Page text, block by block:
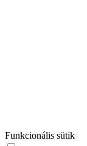
Funkcionális sütik